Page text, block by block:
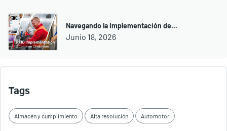
Navegando la Implementación de...
Junio 18, 2026
Tags
Almacén y cumplimiento Alta resolución Automotor